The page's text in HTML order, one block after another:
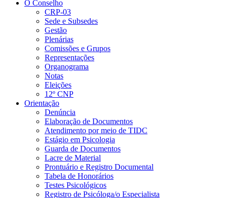
O Conselho
CRP-03
Sede e Subsedes
Gestão
Plenárias
Comissões e Grupos
Representações
Organograma
Notas
Eleições
12º CNP
Orientação
Denúncia
Elaboração de Documentos
Atendimento por meio de TIDC
Estágio em Psicologia
Guarda de Documentos
Lacre de Material
Prontuário e Registro Documental
Tabela de Honorários
Testes Psicológicos
Registro de Psicóloga/o Especialista